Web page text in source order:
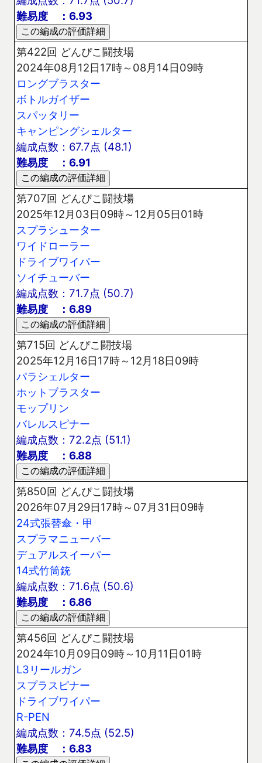
難易度 ：6.93
第422回 どんぴこ闘技場
2024年08月12日17時～08月14日09時
ロングブラスター
ボトルガイザー
スパッタリー
キャンピングシェルター
編成点数：67.7点 (48.1)
難易度 ：6.91
第707回 どんぴこ闘技場
2025年12月03日09時～12月05日01時
スプラシューター
ワイドローラー
ドライブワイパー
ソイチューバー
編成点数：71.7点 (50.7)
難易度 ：6.89
第715回 どんぴこ闘技場
2025年12月16日17時～12月18日09時
パラシェルター
ホットブラスター
モップリン
バレルスピナー
編成点数：72.2点 (51.1)
難易度 ：6.88
第850回 どんぴこ闘技場
2026年07月29日17時～07月31日09時
24式張替傘・甲
スプラマニューバー
デュアルスイーパー
14式竹筒銃
編成点数：71.6点 (50.6)
難易度 ：6.86
第456回 どんぴこ闘技場
2024年10月09日09時～10月11日01時
L3リールガン
スプラスピナー
ドライブワイパー
R-PEN
編成点数：74.5点 (52.5)
難易度 ：6.83